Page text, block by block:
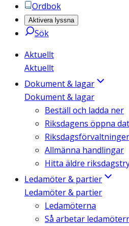
Ordbok
Aktivera lyssna
Sök
Aktuellt
Aktuellt
Dokument & lagar
Dokument & lagar
Beställ och ladda ner
Riksdagens öppna
Allmänna handlingar
Hitta äldre
Ledamöter & partier
Ledamöter & partier
Ledamöterna
Så arbetar